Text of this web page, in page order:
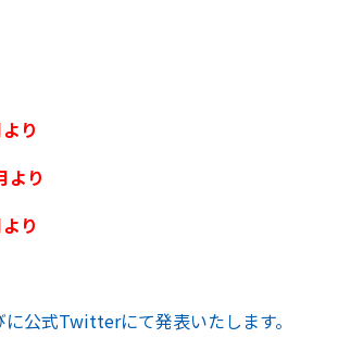
り
より
り
公式Twitterにて発表いたします。